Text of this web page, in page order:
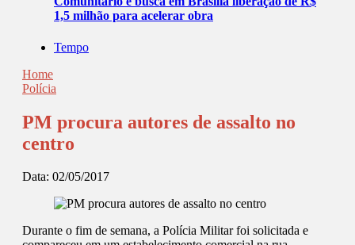
1,5 milhão para acelerar obra
Tempo
Home
Polícia
PM procura autores de assalto no
centro
Data: 02/05/2017
Durante o fim de semana, a Polícia Militar foi solicitada e